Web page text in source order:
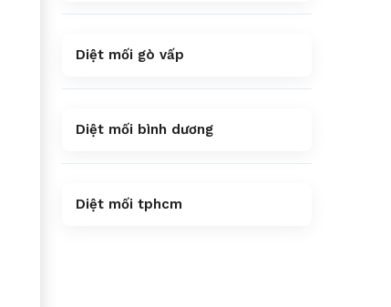
Diệt mối gò vấp
Diệt mối bình dương
Diệt mối tphcm